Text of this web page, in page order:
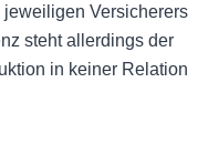
Versicherers
steht allerdings der
in keiner Relation